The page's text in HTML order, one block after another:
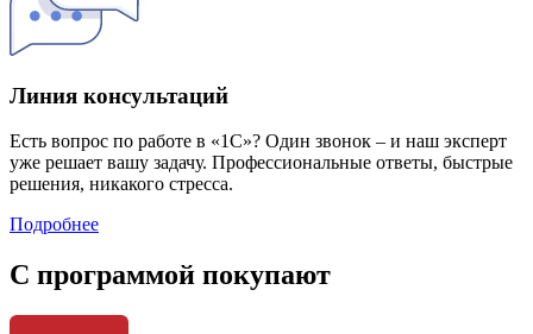
Линия консультаций
Есть вопрос по работе в «1С»? Один звонок – и наш эксперт
уже решает вашу задачу. Профессиональные ответы, быстрые
решения, никакого стресса.
Подробнее
C программой покупают